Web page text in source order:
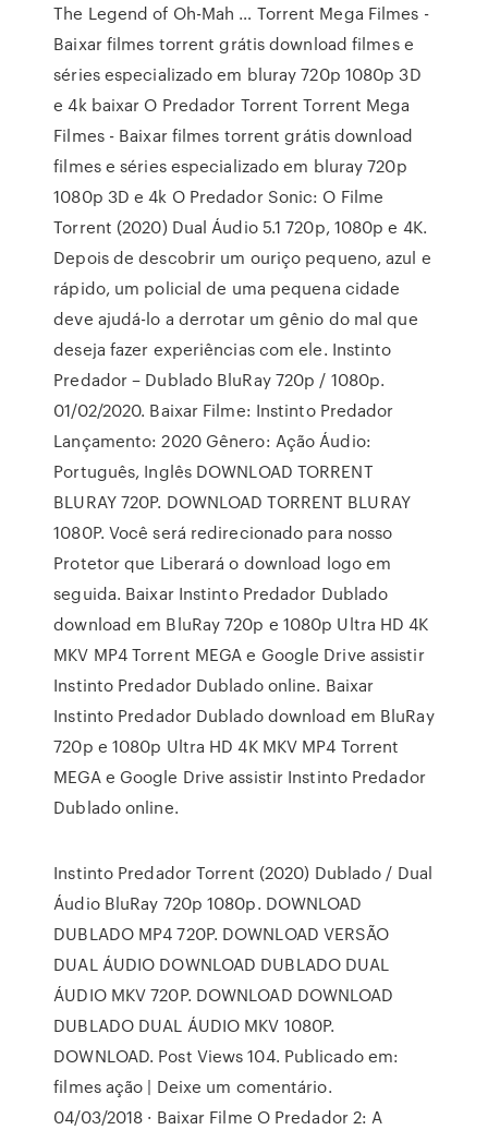
The Legend of Oh-Mah … Torrent Mega Filmes -
Baixar filmes torrent grátis download filmes e
séries especializado em bluray 720p 1080p 3D
e 4k baixar O Predador Torrent Torrent Mega
Filmes - Baixar filmes torrent grátis download
filmes e séries especializado em bluray 720p
1080p 3D e 4k O Predador Sonic: O Filme
Torrent (2020) Dual Áudio 5.1 720p, 1080p e 4K.
Depois de descobrir um ouriço pequeno, azul e
rápido, um policial de uma pequena cidade
deve ajudá-lo a derrotar um gênio do mal que
deseja fazer experiências com ele. Instinto
Predador – Dublado BluRay 720p / 1080p.
01/02/2020. Baixar Filme: Instinto Predador
Lançamento: 2020 Gênero: Ação Áudio:
Português, Inglês DOWNLOAD TORRENT
BLURAY 720P. DOWNLOAD TORRENT BLURAY
1080P. Você será redirecionado para nosso
Protetor que Liberará o download logo em
seguida. Baixar Instinto Predador Dublado
download em BluRay 720p e 1080p Ultra HD 4K
MKV MP4 Torrent MEGA e Google Drive assistir
Instinto Predador Dublado online. Baixar
Instinto Predador Dublado download em BluRay
720p e 1080p Ultra HD 4K MKV MP4 Torrent
MEGA e Google Drive assistir Instinto Predador
Dublado online.
Instinto Predador Torrent (2020) Dublado / Dual
Áudio BluRay 720p 1080p. DOWNLOAD
DUBLADO MP4 720P. DOWNLOAD VERSÃO
DUAL ÁUDIO DOWNLOAD DUBLADO DUAL
ÁUDIO MKV 720P. DOWNLOAD DOWNLOAD
DUBLADO DUAL ÁUDIO MKV 1080P.
DOWNLOAD. Post Views 104. Publicado em:
filmes ação | Deixe um comentário.
04/03/2018 · Baixar Filme O Predador 2: A